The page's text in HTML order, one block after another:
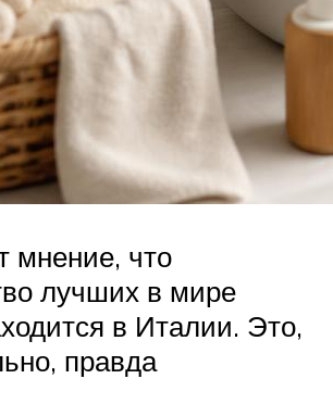
мнение, что
лучших в мире
в Италии. Это,
правда